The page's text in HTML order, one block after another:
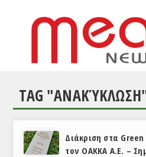
ΕΙΔΗΣΕΙΣ
ΘΕΜΑΤΑ
TAG
Διάκριση στα
τον ΟΑΚΚΑ Α.Ε. –